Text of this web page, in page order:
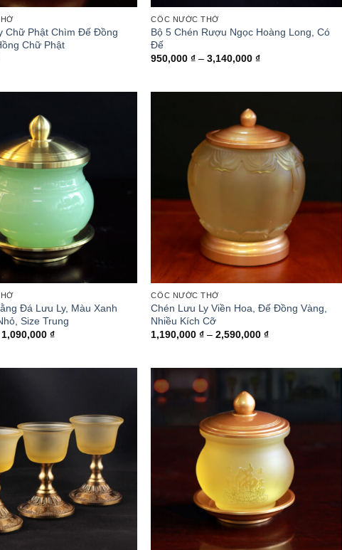
Chữ Phật Chìm Đế Đồng
Chữ Phật
CỐC NƯỚC THỜ
Bộ 5 Chén Rượu Ngọc Hoàng Long, Có
Đế
950,000₫ – 3,140,000₫Khoảng
Đá Lưu Ly, Màu Xanh
Size Trung
1,090,000₫Khoảng
CỐC NƯỚC THỜ
Chén Lưu Ly Viền Hoa, Đế Đồng Vàng,
Nhiều Kích Cỡ
1,190,000₫ – 2,590,000₫Khoảng
đến